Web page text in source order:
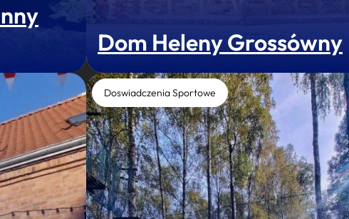
Dom Heleny Grossówny
Doswiadczenia Sportowe